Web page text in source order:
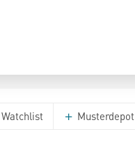
Watchlist Musterdepot